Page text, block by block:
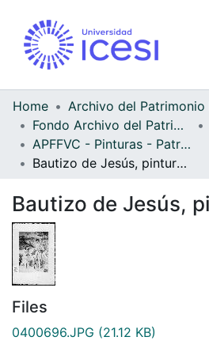
Home
Fondo Archivo del Patrimonio Fotográfico y Fílmico del Valle del Cauca
APFFVC - Pinturas - Patrimonial
Bautizo de Jesús, pintura al óleo
Bautizo de Jesús,
Files
0400696.JPG (21.12 KB)